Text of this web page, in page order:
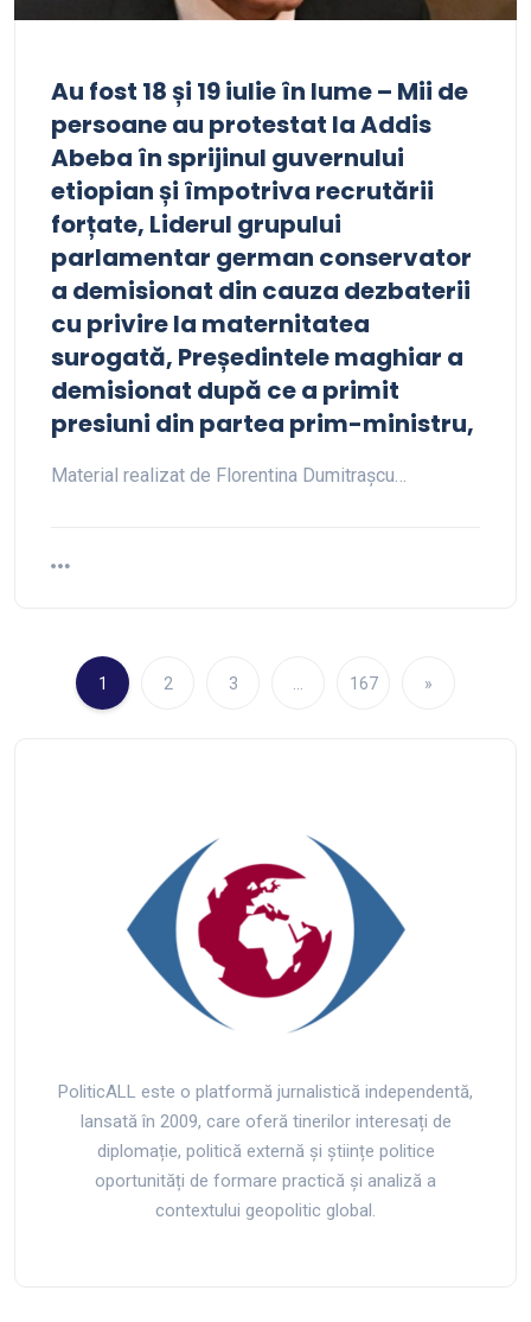
Au fost 18 și 19 iulie în lume – Mii de
persoane au protestat la Addis
Abeba în sprijinul guvernului
etiopian și împotriva recrutării
forțate, Liderul grupului
parlamentar german conservator
a demisionat din cauza dezbaterii
cu privire la maternitatea
surogată, Președintele maghiar a
demisionat după ce a primit
presiuni din partea prim-ministru,
Material realizat de Florentina Dumitrașcu…
1 2 3 167 »
PoliticALL este o platformă jurnalistică independentă,
lansată în 2009, care oferă tinerilor interesați de
diplomație, politică externă și științe politice
oportunități de formare practică și analiză a
contextului geopolitic global.